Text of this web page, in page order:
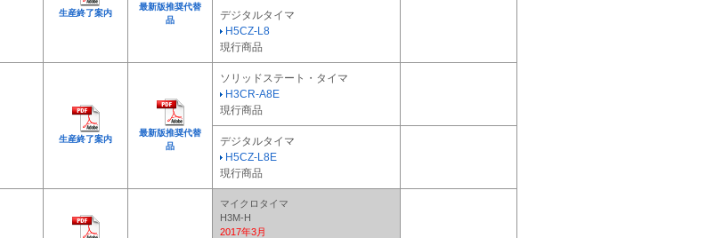
生産終了案内
最新版推奨代替
品
デジタルタイマ
H5CZ-L8
現行商品
生産終了案内
最新版推奨代替
品
ソリッドステート・タイマ
H3CR-A8E
現行商品
デジタルタイマ
H5CZ-L8E
現行商品
マイクロタイマ
H3M-H
2017年3月